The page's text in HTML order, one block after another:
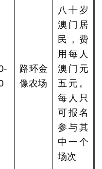
路环金
像农场
八十岁
澳门居
民，费
用每人
澳门元
五元。
每人只
可报名
参与其
中一个
场次